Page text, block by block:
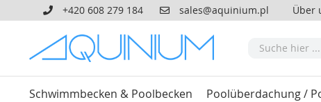
+420 608 279 184 sales@aquinium.pl Über
Schwimmbecken & Poolbecken Poolüberdachung /